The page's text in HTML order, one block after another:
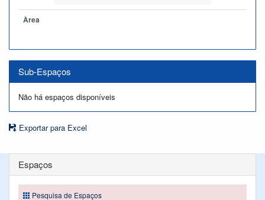
Àrea
Sub-Espaços
Não há espaços disponíveis
Exportar para Excel
Espaços
Pesquisa de Espaços